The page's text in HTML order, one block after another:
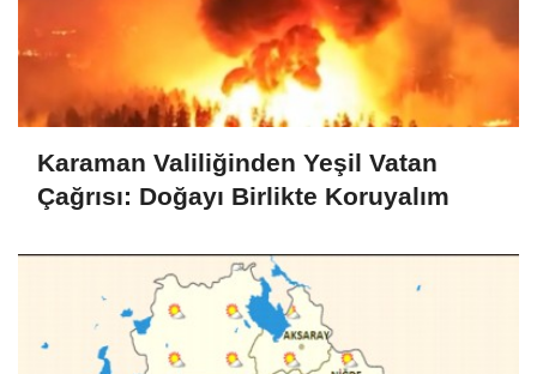
Karaman Valiliğinden Yeşil Vatan
Çağrısı: Doğayı Birlikte Koruyalım